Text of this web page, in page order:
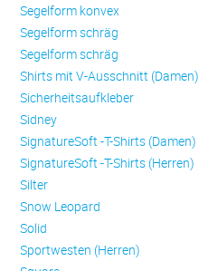
Se­gel­form konvex
Se­gel­form schräg
Se­gel­form schräg
Shirts mit V-Ausschnitt (Damen)
Sicherheitsaufkleber
Sidney
SignatureSoft -T-Shirts (Damen)
SignatureSoft -T-Shirts (Herren)
Silter
Snow Leopard
Solid
Sportwesten (Herren)